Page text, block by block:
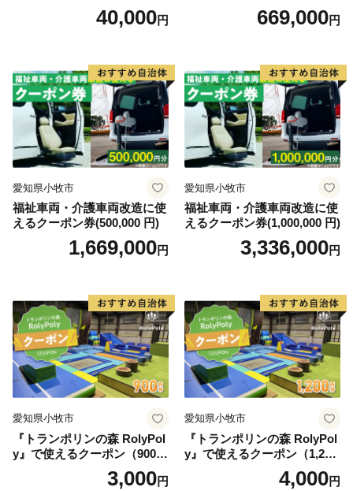
40,000円 669,000円
愛知県小牧市
福祉車両・介護車両改造に使
えるクーポン券(500,000 円)
1,669,000円
愛知県小牧市
福祉車両・介護車両改造に使
えるクーポン券(1,000,000 円)
3,336,000円
愛知県小牧市
『トランポリンの森 RolyPol
y』で使えるクーポン（900
3,000円
愛知県小牧市
『トランポリンの森 RolyPol
y』で使えるクーポン（1,200
4,000円